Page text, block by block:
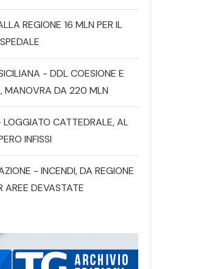
REGIONE 16 MLN PER IL
- DDL COESIONE E
MANOVRA DA 220 MLN
CATTEDRALE, AL
INFISSI
- INCENDI, DA REGIONE
AREE DEVASTATE